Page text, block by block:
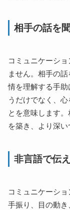
相手の話を
コミュニケーシ
ません。相手の
情を理解する手
うだけでなく、
とを意味します
を築き、より深
非言語で伝
コミュニケーシ
手振り、目の動